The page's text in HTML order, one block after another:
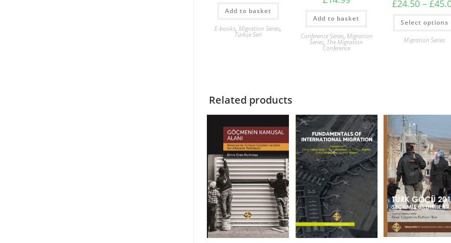
Add to basket
E-books,Migration Series,
Türkçe Seri
Add to basket
Conference Series, Migration
Series, The Migration
Conference
£24.50 – £
Select options
Migration Series
Related products